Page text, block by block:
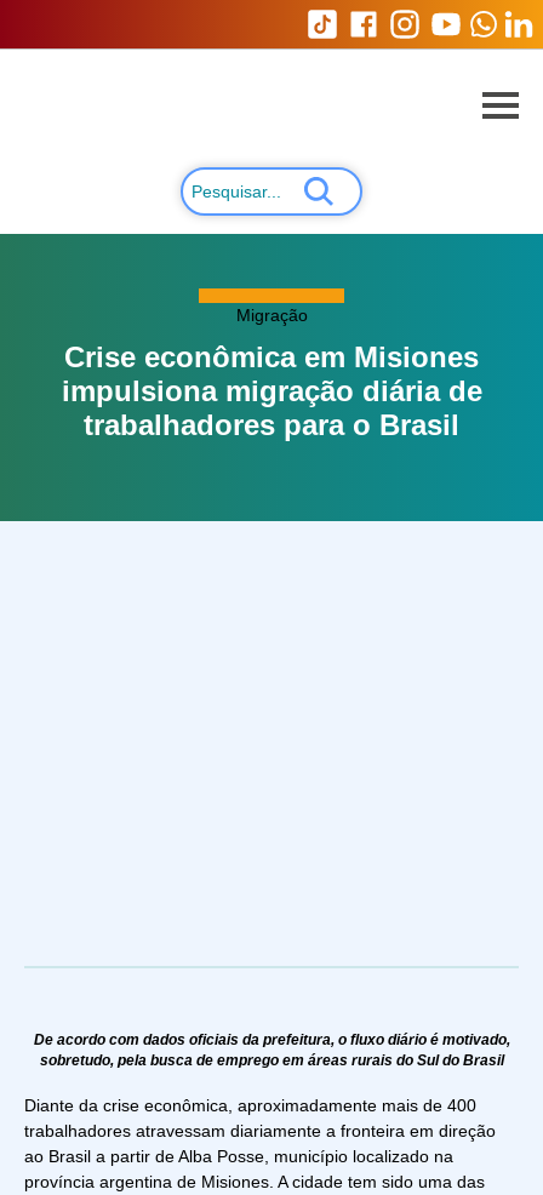
Migração
Crise econômica em Misiones
impulsiona migração diária de
trabalhadores para o Brasil
De acordo com dados oficiais da prefeitura, o fluxo diário é motivado,
sobretudo, pela busca de emprego em áreas rurais do Sul do Brasil
Diante da crise econômica, aproximadamente mais de 400
trabalhadores atravessam diariamente a fronteira em direção
ao Brasil a partir de Alba Posse, município localizado na
província argentina de Misiones. A cidade tem sido uma das